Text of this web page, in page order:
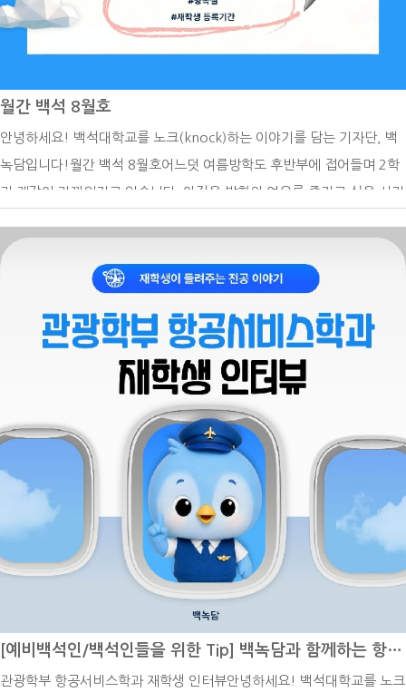
월간 백석 8월호
안녕하세요! 백석대학교를 노크(knock)하는 이야기를 담는 기자단, 백
녹담입니다!월간 백석 8월호어느덧 여름방학도 후반부에 접어들며 2학
기 개강이 가까워지고 있습니다. 아직은 방학의 여유를 즐기고 싶은 시기
월에는 어떤 학사일정이 예정되어 있는지 미리 확인하고 여유 있게 2학
기를 준비하기 위해 백녹담이 8월 학사 일정을 정리한 월간 백석 8월호
학ㆍ복학ㆍ재입학생), 8월 13일 2025학년도 후기 학위수여식, 8월 15
일 광복절, 8월 17일 대체 휴일, 8월 24일~8월 28일 재학생 등록 기간,
8월 24일~8월 28일 조기졸업 신청 기간, 8월 25일~9월 7일 학기 수강
신청 정정 기간 (전체), 8월 25일~9월 7일 졸업 이수학점 확인 기간8월
학사 일정은 2학기 수강 신청 기간(재학ㆍ복학ㆍ재입학생) (8월 10일~
8월 14일), 2025학년도 후기 학위수여식(8월 13일), 광복절 (8월 15
일), 대체 휴일 (8월 17일), 재학생 등록 기간 (8월 24일~8월 28일), 조
기졸업 신청 기간 (8월 24일~8월 28일), 2학기 수강 신청 정정 기간 (전
체) (8월 25일~9월 7일), 졸업 이수학점 확인 기간 (8월 25일~9월 7일)
입니다. 주요 일정 위주로 소개하겠습니다. 특히 8월은 개강을 앞두고 여
러 일정이 이어지는 시기인 만큼, 각 일정을 미리 확인해 차질 없이 준비
째로 8월 10일부터 8월 14일은 2학기 수강 신청 기간입니다. 8월 10일
월요일 9시 30분부터 24시까지는 1학기~4학기에 해당하는 1~2학년을
[예비백석인/백석인들을 위한 Tip] 백녹담과 함께하는 항공서비스학과 재학생 인터뷰
관광학부 항공서비스학과 재학생 인터뷰안녕하세요! 백석대학교를 노크